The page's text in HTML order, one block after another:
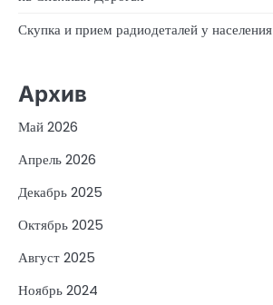
Скупка и прием радиодеталей у населения
Архив
Май 2026
Апрель 2026
Декабрь 2025
Октябрь 2025
Август 2025
Ноябрь 2024